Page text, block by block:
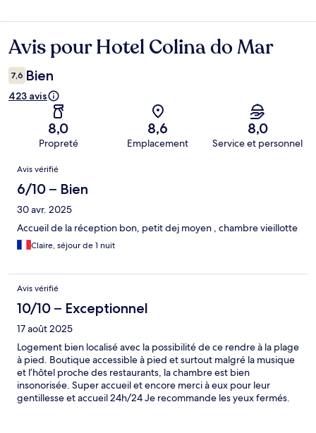
Avis
Avis pour Hotel Colina do Mar
7,6 Bien
423 avis
8,0
Propreté
8,6
Emplacement
8,0
Service et personnel
Avis
Avis vérifié
6/10 – Bien
30 avr. 2025
Accueil de la réception bon, petit dej moyen , chambre vieillotte
Claire, séjour de 1 nuit
Avis vérifié
10/10 – Exceptionnel
17 août 2025
Logement bien localisé avec la possibilité de ce rendre à la plage
à pied. Boutique accessible à pied et surtout malgré la musique
et l’hôtel proche des restaurants, la chambre est bien
insonorisée. Super accueil et encore merci à eux pour leur
gentillesse et accueil 24h/24 Je recommande les yeux fermés.